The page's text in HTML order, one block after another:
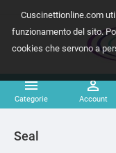
Cuscinettionline.com
funzionamento del sito.
cookies che servono a

Categorie

Account
Seal